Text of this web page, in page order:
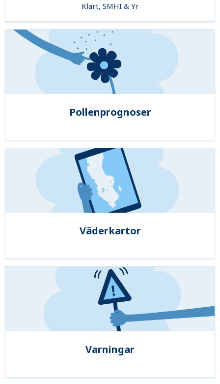
Klart, SMHI & Yr
Pollenprognoser
Väderkartor
Varningar